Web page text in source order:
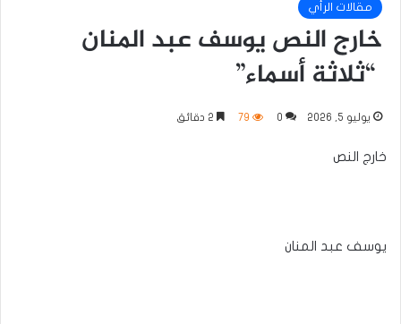
مقالات الرأي
خارج النص يوسف عبد المنان
“ثلاثة أسماء”
يوليو 5, 2026 0
79
خارج النص
يوسف عبد المنان